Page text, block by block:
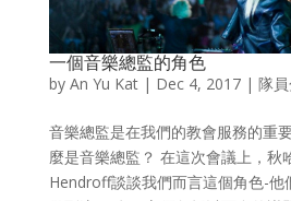
一個音樂總監的角色
by An Yu Kat| Dec 4, 2017| 隊
音樂總監是在我們的教會服務的重
麼是音樂總監？ 在這次會議上，秋
Hendroff談談我們而言這個角色-他